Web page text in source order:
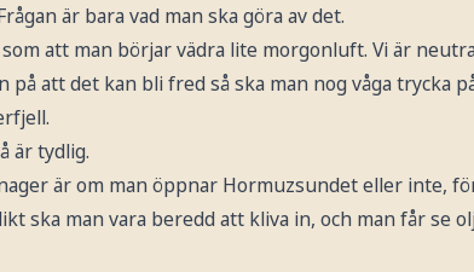
är bara vad man ska göra av det.
att man börjar vädra lite morgonluft. Vi är
att det kan bli fred så ska man nog våga trycka
är tydlig.
är om man öppnar Hormuzsundet eller inte,
ska man vara beredd att kliva in, och man får se